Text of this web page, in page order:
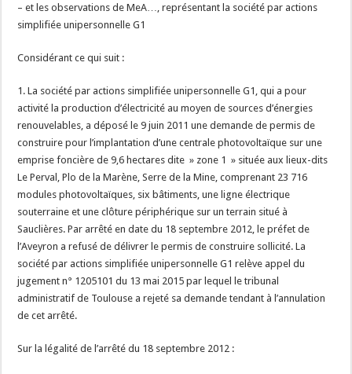
– et les observations de MeA…, représentant la société par actions
simplifiée unipersonnelle G1
Considérant ce qui suit :
1. La société par actions simplifiée unipersonnelle G1, qui a pour
activité la production d’électricité au moyen de sources d’énergies
renouvelables, a déposé le 9 juin 2011 une demande de permis de
construire pour l’implantation d’une centrale photovoltaïque sur une
emprise foncière de 9,6 hectares dite » zone 1 » située aux lieux-dits
Le Perval, Plo de la Marène, Serre de la Mine, comprenant 23 716
modules photovoltaïques, six bâtiments, une ligne électrique
souterraine et une clôture périphérique sur un terrain situé à
Sauclières. Par arrêté en date du 18 septembre 2012, le préfet de
l’Aveyron a refusé de délivrer le permis de construire sollicité. La
société par actions simplifiée unipersonnelle G1 relève appel du
jugement n° 1205101 du 13 mai 2015 par lequel le tribunal
administratif de Toulouse a rejeté sa demande tendant à l’annulation
de cet arrêté.
Sur la légalité de l’arrêté du 18 septembre 2012 :